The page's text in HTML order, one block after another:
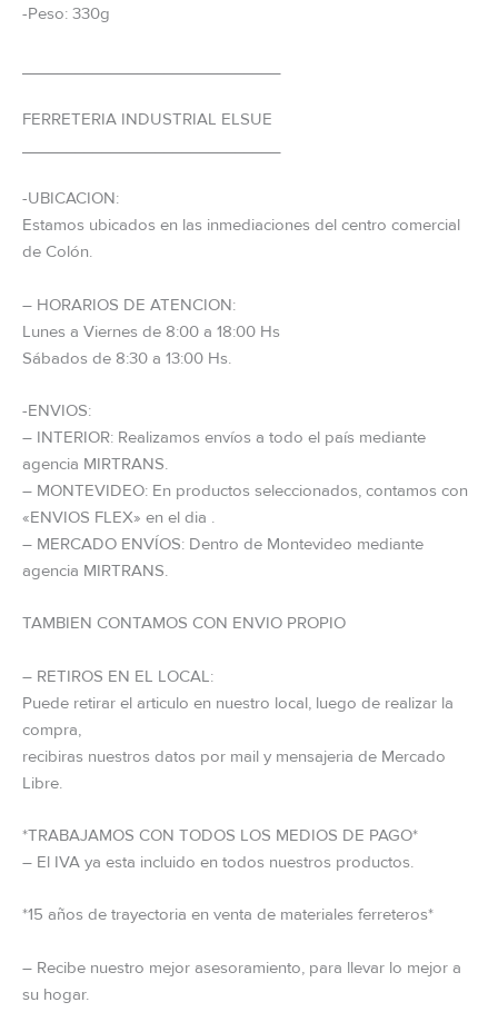
-Peso: 330g
FERRETERIA INDUSTRIAL ELSUE
-UBICACION:
Estamos ubicados en las inmediaciones del centro comercial
de Colón.
– HORARIOS DE ATENCION:
Lunes a Viernes de 8:00 a 18:00 Hs
Sábados de 8:30 a 13:00 Hs.
-ENVIOS:
– INTERIOR: Realizamos envíos a todo el país mediante
agencia MIRTRANS.
– MONTEVIDEO: En productos seleccionados, contamos con
«ENVIOS FLEX» en el dia .
– MERCADO ENVÍOS: Dentro de Montevideo mediante
agencia MIRTRANS.
TAMBIEN CONTAMOS CON ENVIO PROPIO
– RETIROS EN EL LOCAL:
Puede retirar el articulo en nuestro local, luego de realizar la
compra,
recibiras nuestros datos por mail y mensajeria de Mercado
Libre.
*TRABAJAMOS CON TODOS LOS MEDIOS DE PAGO*
– El IVA ya esta incluido en todos nuestros productos.
*15 años de trayectoria en venta de materiales ferreteros*
– Recibe nuestro mejor asesoramiento, para llevar lo mejor a
su hogar.